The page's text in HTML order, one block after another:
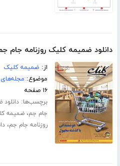
دانلود ضمیمه کلیک روزنامه جام جم -
از: ضمیمه کلیک
موضوع:
۱۶ صفحه
برچسب‌ها:
جام جم،ضمیمه
روزنامه جام جم،